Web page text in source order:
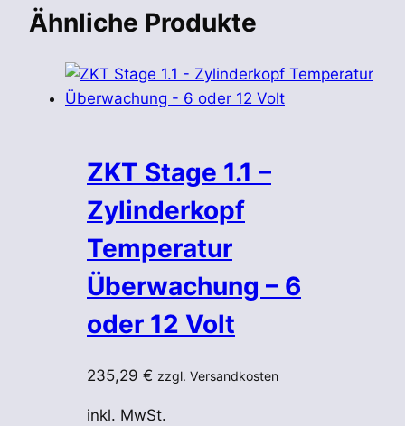
Ähnliche Produkte
ZKT Stage 1.1 –
Zylinderkopf
Temperatur
Überwachung – 6
oder 12 Volt
235,29 € zzgl. Versandkosten
inkl. MwSt.